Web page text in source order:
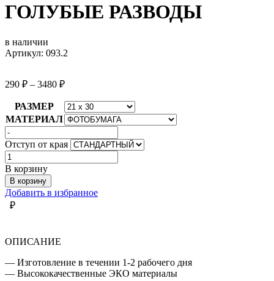
ГОЛУБЫЕ РАЗВОДЫ
в наличии
Артикул: 093.2
290 ₽ – 3480 ₽
РАЗМЕР
МАТЕРИАЛ
Отступ от края
Количество
товара
ГОЛУБЫЕ
РАЗВОДЫ
В корзину
В корзину
Добавить в избранное
₽
ОПИСАНИЕ
— Изготовление в течении 1-2 рабочего дня
— Высококачественные ЭКО материалы